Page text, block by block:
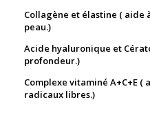
Collagène et élastine (
peau.)
Acide hyaluronique et
profondeur.)
Complexe vitaminé A+C+E
radicaux libres.)